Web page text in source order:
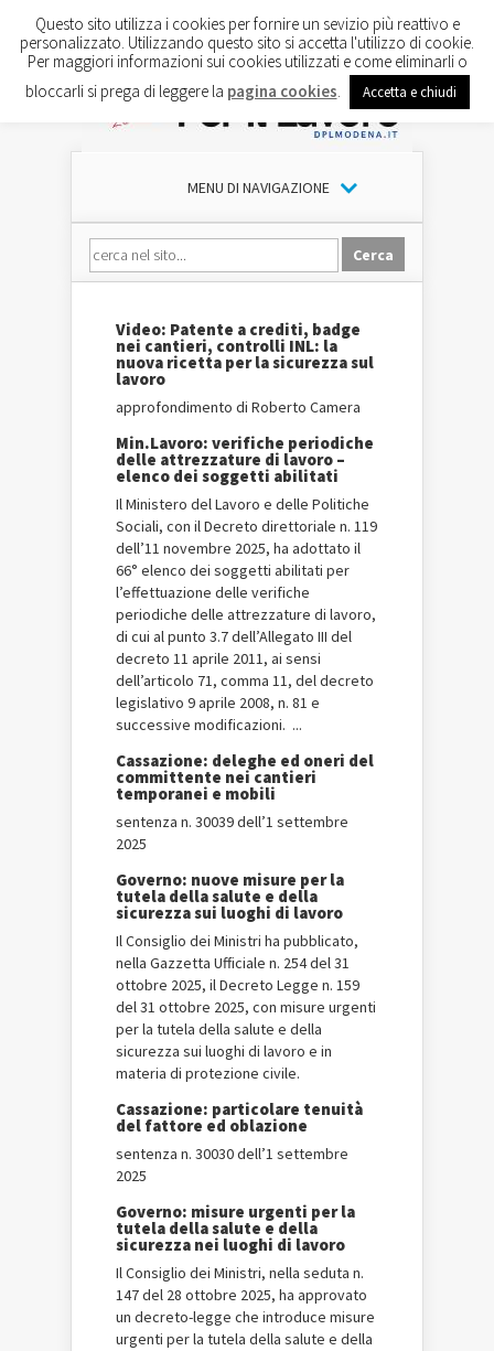
MENU DI NAVIGAZIONE
Video: Patente a crediti, badge
nei cantieri, controlli INL: la
nuova ricetta per la sicurezza sul
lavoro
approfondimento di Roberto Camera
Min.Lavoro: verifiche periodiche
delle attrezzature di lavoro –
elenco dei soggetti abilitati
Il Ministero del Lavoro e delle Politiche
Sociali, con il Decreto direttoriale n. 119
dell’11 novembre 2025, ha adottato il
66° elenco dei soggetti abilitati per
l’effettuazione delle verifiche
periodiche delle attrezzature di lavoro,
di cui al punto 3.7 dell’Allegato III del
decreto 11 aprile 2011, ai sensi
dell’articolo 71, comma 11, del decreto
legislativo 9 aprile 2008, n. 81 e
successive modificazioni. ...
Cassazione: deleghe ed oneri del
committente nei cantieri
temporanei e mobili
sentenza n. 30039 dell’1 settembre
2025
Governo: nuove misure per la
tutela della salute e della
sicurezza sui luoghi di lavoro
Il Consiglio dei Ministri ha pubblicato,
nella Gazzetta Ufficiale n. 254 del 31
ottobre 2025, il Decreto Legge n. 159
del 31 ottobre 2025, con misure urgenti
per la tutela della salute e della
sicurezza sui luoghi di lavoro e in
materia di protezione civile.
Cassazione: particolare tenuità
del fattore ed oblazione
sentenza n. 30030 dell’1 settembre
2025
Governo: misure urgenti per la
tutela della salute e della
sicurezza nei luoghi di lavoro
Il Consiglio dei Ministri, nella seduta n.
147 del 28 ottobre 2025, ha approvato
un decreto-legge che introduce misure
urgenti per la tutela della salute e della
Questo sito utilizza i cookies per fornire un sevizio più reattivo e
personalizzato. Utilizzando questo sito si accetta l'utilizzo di cookie.
Per maggiori informazioni sui cookies utilizzati e come eliminarli o
bloccarli si prega di leggere la pagina cookies Accetta e chiudi